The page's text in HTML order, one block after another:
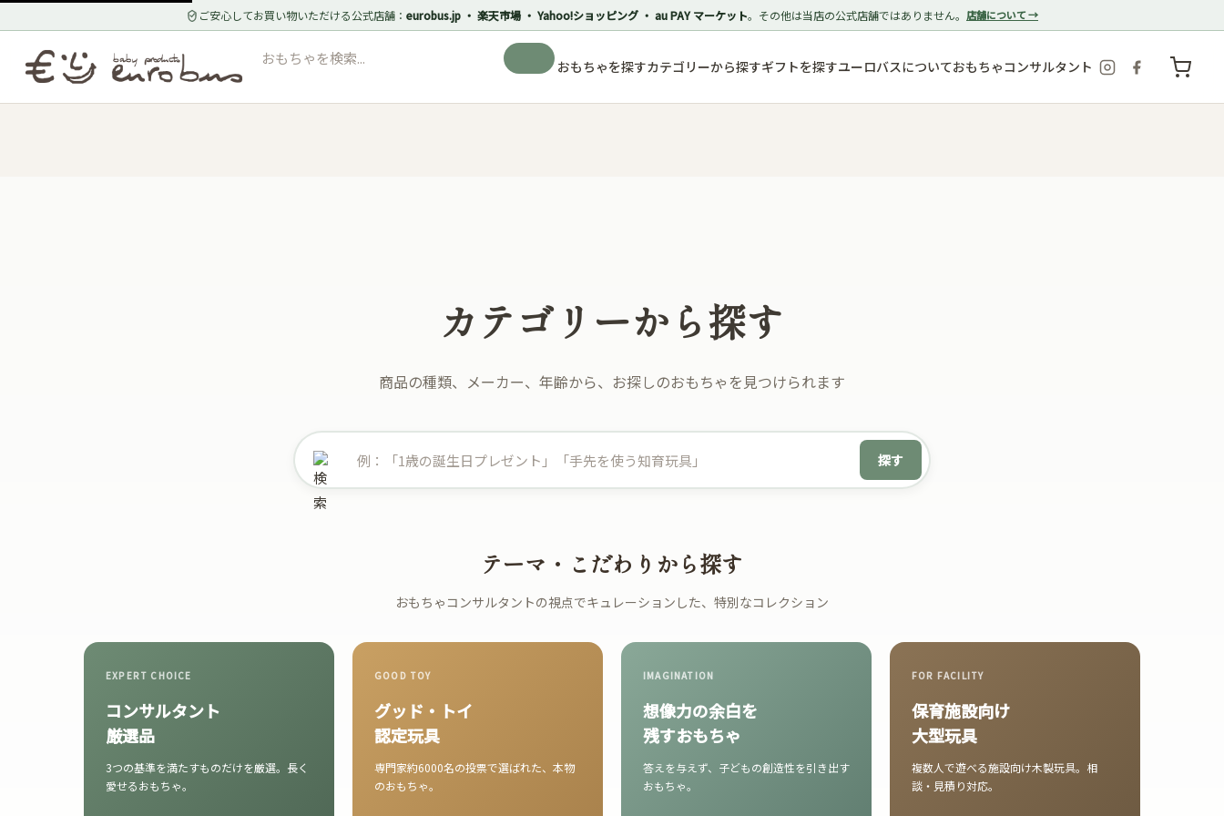
ご安心してお買い物いただける公式店舗： eurobus.jp ・ 楽天市場 ・ Yahoo!ショッピング ・ au PAY マーケット。その他は当店の公式店舗ではありません。 店舗について →
おもちゃを探すカテゴリーから探すギフトを探すユーロバスについておもちゃコンサルタント
カテゴリーから探す
商品の種類、メーカー、年齢から、お探しのおもちゃを見つけられます
探す
テーマ・こだわりから探す
おもちゃコンサルタントの視点でキュレーションした、特別なコレクション
EXPERT CHOICE
コンサルタント
厳選品
3つの基準を満たすものだけを厳選。長く
愛せるおもちゃ。
GOOD TOY
グッド・トイ
認定玩具
専門家約6000名の投票で選ばれた、本物
のおもちゃ。
IMAGINATION
想像力の余白を
残すおもちゃ
答えを与えず、子どもの創造性を引き出す
おもちゃ。
FOR FACILITY
保育施設向け
大型玩具
複数人で遊べる施設向け木製玩具。相
談・見積り対応。